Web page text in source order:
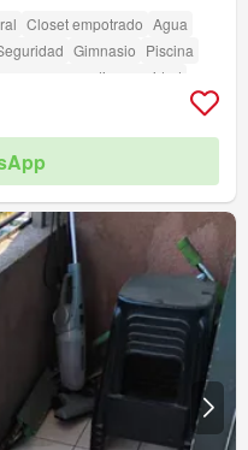
Closet empotrado Agua
Gimnasio Piscina
con discapacidad